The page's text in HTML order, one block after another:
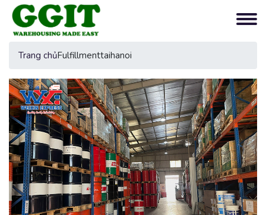
Trang chủFulfillmenttaihanoi